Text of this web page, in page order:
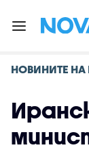
НОВИНИТЕ НА